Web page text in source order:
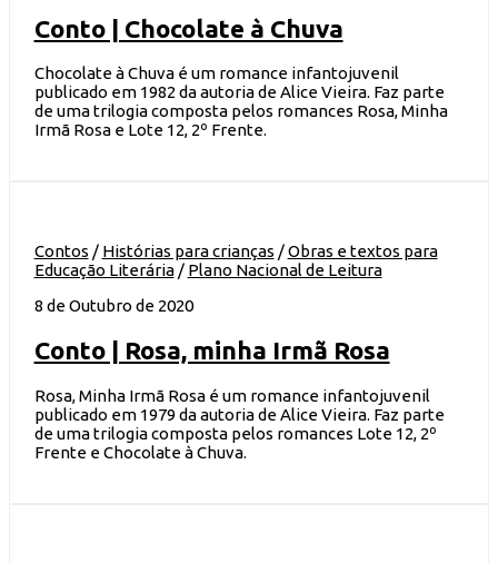
Conto | Chocolate à Chuva
Chocolate à Chuva é um romance infantojuvenil
publicado em 1982 da autoria de Alice Vieira. Faz parte
de uma trilogia composta pelos romances Rosa, Minha
Irmã Rosa e Lote 12, 2º Frente.
Contos / Histórias para crianças /Obras e textos para
Educação Literária/ Plano Nacional de Leitura
8 de Outubro de 2020
Conto | Rosa, minha Irmã Rosa
Rosa, Minha Irmã Rosa é um romance infantojuvenil
publicado em 1979 da autoria de Alice Vieira. Faz parte
de uma trilogia composta pelos romances Lote 12, 2º
Frente e Chocolate à Chuva.